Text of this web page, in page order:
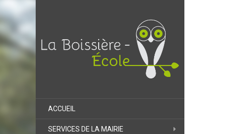
ACCUEIL
SERVICES DE LA MAIRIE